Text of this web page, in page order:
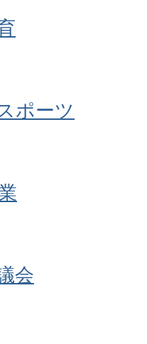
ポーツ
会